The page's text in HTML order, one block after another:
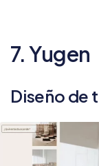
7. Yugen
Diseño de